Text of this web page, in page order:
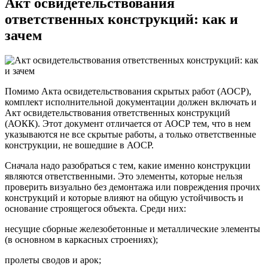
ответственных конструкций: как и
зачем
Помимо Акта освидетельствования скрытых работ (АОСР),
комплект исполнительной документации должен включать и
Акт освидетельствования ответственных конструкций
(АОКК). Этот документ отличается от АОСР тем, что в нем
указываются не все скрытые работы, а только ответственные
конструкции, не вошедшие в АОСР.
Сначала надо разобраться с тем, какие именно конструкции
являются ответственными. Это элементы, которые нельзя
проверить визуально без демонтажа или повреждения прочих
конструкций и которые влияют на общую устойчивость и
основание строящегося объекта. Среди них:
несущие сборные железобетонные и металлические элементы
(в основном в каркасных строениях);
пролеты сводов и арок;